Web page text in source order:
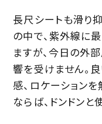
長尺シートも滑り
の中で、紫外線に
ますが、今日の外
響を受けません。
感、ロケーション
ならば、ドンドンと